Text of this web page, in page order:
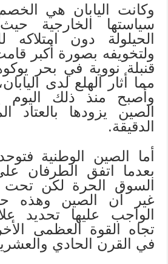
وكانت اليابان هي
سياستها الخارجية
الحيلولة دون امتلاكه
ولتخويفه بصورة أكبر
مما أثار الهلع لدى
وأصبح منذ ذلك
الصين يزودها بالعتاد
الدقيقة.
بعدما اتفق الطرفان
السوق الحرة لكن تحت
غير أن الصين وهذه
الواجب عليها تحديد
تجاه القوة العظمى
في القرن الحادي